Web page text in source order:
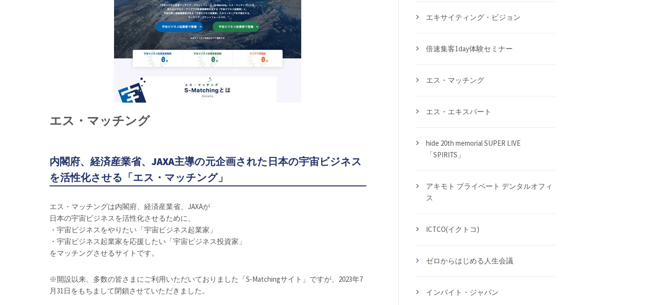
エス・マッチング
内閣府、経済産業省、JAXA主導の元企画された日本の宇宙ビジネス
を活性化させる「エス・マッチング」
エス・マッチングは内閣府、経済産業省、JAXAが
日本の宇宙ビジネスを活性化させるために、
・宇宙ビジネスをやりたい「宇宙ビジネス起業家」
・宇宙ビジネス起業家を応援したい「宇宙ビジネス投資家」
をマッチングさせるサイトです。
※開設以来、多数の皆さまにご利用いただいておりました「S-Matchingサイト」ですが、2023年7
月31日をもちまして閉鎖させていただきました。
エキサイティング・ビジョン
倍速集客1day体験セミナー
エス・マッチング
エス・エキスパート
hide 20th memorial SUPER LIVE
「SPIRITS」
アキモト プライベート デンタルオフィ
ス
ICTCO(イクトコ)
ゼロからはじめる人生会議
インバイト・ジャパン